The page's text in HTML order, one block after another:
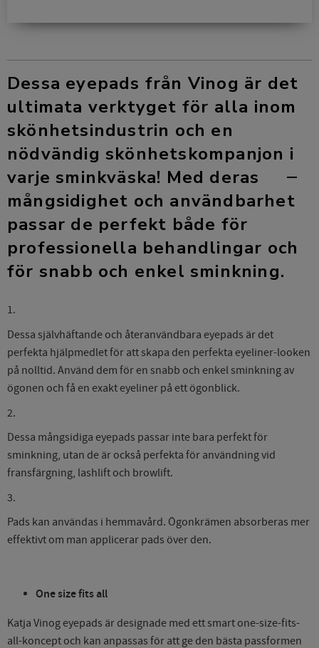
Dessa eyepads från Vinog är det
ultimata verktyget för alla inom
skönhetsindustrin och en
nödvändig skönhetskompanjon i
varje sminkväska! Med deras
mångsidighet och användbarhet
passar de perfekt både för
professionella behandlingar och
för snabb och enkel sminkning.
1.
Dessa självhäftande och återanvändbara eyepads är det
perfekta hjälpmedlet för att skapa den perfekta eyeliner-looken
på nolltid. Använd dem för en snabb och enkel sminkning av
ögonen och få en exakt eyeliner på ett ögonblick.
2.
Dessa mångsidiga eyepads passar inte bara perfekt för
sminkning, utan de är också perfekta för användning vid
fransfärgning, lashlift och browlift.
3.
Pads kan användas i hemmavård. Ögonkrämen absorberas mer
effektivt om man applicerar pads över den.
One size fits all
Katja Vinog eyepads är designade med ett smart one-size-fits-
all-koncept och kan anpassas för att ge den bästa passformen